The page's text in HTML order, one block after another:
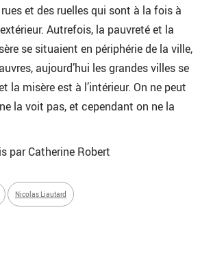
et des ruelles qui sont à la fois à
Autrefois, la pauvreté et la
se situaient en périphérie de la ville,
aujourd’hui les grandes villes se
la misère est à l’intérieur. On ne peut
la voit pas, et cependant on ne la
par Catherine Robert
Nicolas Liautard